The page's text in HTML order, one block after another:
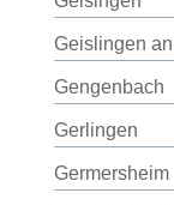
Geislingen
Gengenbach
Gerlingen
Germersheim